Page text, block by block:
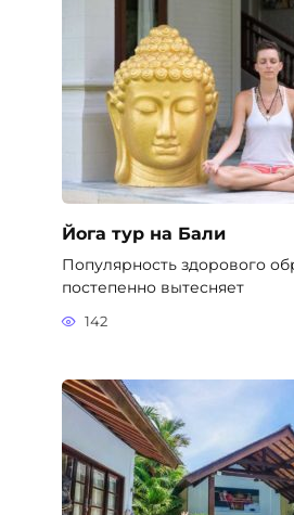
Йога тур на Бали
Популярность здорового
постепенно вытесняет
142